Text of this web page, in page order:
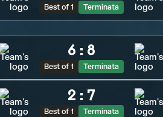
Best of 1 Terminata
6 : 8
Best of 1 Terminata
2 : 7
Best of 1 Terminata